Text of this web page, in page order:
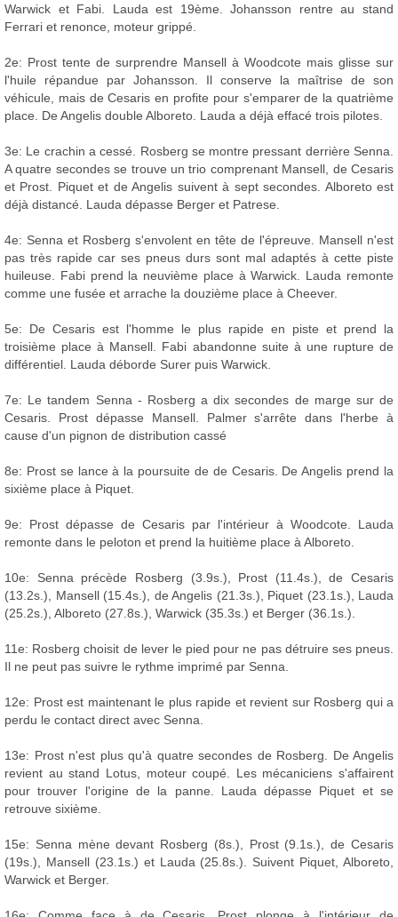
Warwick et Fabi. Lauda est 19ème. Johansson rentre au stand
Ferrari et renonce, moteur grippé.
2e: Prost tente de surprendre Mansell à Woodcote mais glisse sur
l'huile répandue par Johansson. Il conserve la maîtrise de son
véhicule, mais de Cesaris en profite pour s'emparer de la quatrième
place. De Angelis double Alboreto. Lauda a déjà effacé trois pilotes.
3e: Le crachin a cessé. Rosberg se montre pressant derrière Senna.
A quatre secondes se trouve un trio comprenant Mansell, de Cesaris
et Prost. Piquet et de Angelis suivent à sept secondes. Alboreto est
déjà distancé. Lauda dépasse Berger et Patrese.
4e: Senna et Rosberg s'envolent en tête de l'épreuve. Mansell n'est
pas très rapide car ses pneus durs sont mal adaptés à cette piste
huileuse. Fabi prend la neuvième place à Warwick. Lauda remonte
comme une fusée et arrache la douzième place à Cheever.
5e: De Cesaris est l'homme le plus rapide en piste et prend la
troisième place à Mansell. Fabi abandonne suite à une rupture de
différentiel. Lauda déborde Surer puis Warwick.
7e: Le tandem Senna - Rosberg a dix secondes de marge sur de
Cesaris. Prost dépasse Mansell. Palmer s'arrête dans l'herbe à
cause d'un pignon de distribution cassé
8e: Prost se lance à la poursuite de de Cesaris. De Angelis prend la
sixième place à Piquet.
9e: Prost dépasse de Cesaris par l'intérieur à Woodcote. Lauda
remonte dans le peloton et prend la huitième place à Alboreto.
10e: Senna précède Rosberg (3.9s.), Prost (11.4s.), de Cesaris
(13.2s.), Mansell (15.4s.), de Angelis (21.3s.), Piquet (23.1s.), Lauda
(25.2s.), Alboreto (27.8s.), Warwick (35.3s.) et Berger (36.1s.).
11e: Rosberg choisit de lever le pied pour ne pas détruire ses pneus.
Il ne peut pas suivre le rythme imprimé par Senna.
12e: Prost est maintenant le plus rapide et revient sur Rosberg qui a
perdu le contact direct avec Senna.
13e: Prost n'est plus qu'à quatre secondes de Rosberg. De Angelis
revient au stand Lotus, moteur coupé. Les mécaniciens s'affairent
pour trouver l'origine de la panne. Lauda dépasse Piquet et se
retrouve sixième.
15e: Senna mène devant Rosberg (8s.), Prost (9.1s.), de Cesaris
(19s.), Mansell (23.1s.) et Lauda (25.8s.). Suivent Piquet, Alboreto,
Warwick et Berger.